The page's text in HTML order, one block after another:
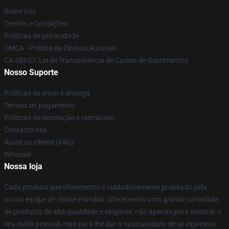
Sobre nós
Termos e Condições
Políticas de privacidade
DMCA - Política de Direitos Autorais
CA SB657: Lei de Transparência de Cadeia de Suprimentos
Nosso Suporte
Políticas de envio e entrega
Termos de pagamento
Políticas de devolução e reembolso
Contacte-nos
Ajuda ao cliente (FAQ)
Whosale
Nossa loja
Cada produto que oferecemos é cuidadosamente projetado pela
nossa equipe de classe mundial. Oferecemos uma grande variedade
de produtos de alta qualidade e elegante, não apenas para mostrar o
seu estilo pessoal, mas para lhe dar a oportunidade de se expressar